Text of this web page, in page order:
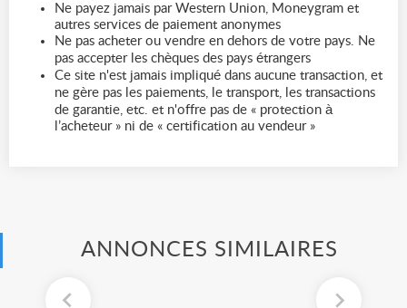
Ne payez jamais par Western Union, Moneygram et
autres services de paiement anonymes
Ne pas acheter ou vendre en dehors de votre pays. Ne
pas accepter les chèques des pays étrangers
Ce site n'est jamais impliqué dans aucune transaction, et
ne gère pas les paiements, le transport, les transactions
de garantie, etc. et n'offre pas de « protection à
l’acheteur » ni de « certification au vendeur »
ANNONCES SIMILAIRES